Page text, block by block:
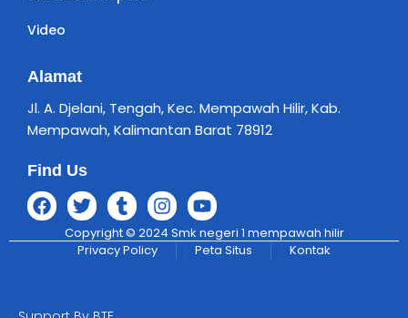
Video
Alamat
Jl. A. Djelani, Tengah, Kec. Mempawah Hilir, Kab.
Mempawah, Kalimantan Barat 78912
Find Us
Copyright © 2024 Smk negeri 1 mempawah hilir
Privacy Policy
Peta Situs Kontak